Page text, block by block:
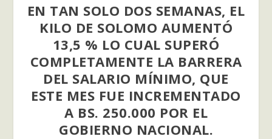
EN TAN SOLO DOS SEMANAS, EL
KILO DE SOLOMO AUMENTÓ
13,5 % LO CUAL SUPERÓ
COMPLETAMENTE LA BARRERA
DEL SALARIO MÍNIMO, QUE
ESTE MES FUE INCREMENTADO
A BS. 250.000 POR EL
GOBIERNO NACIONAL.